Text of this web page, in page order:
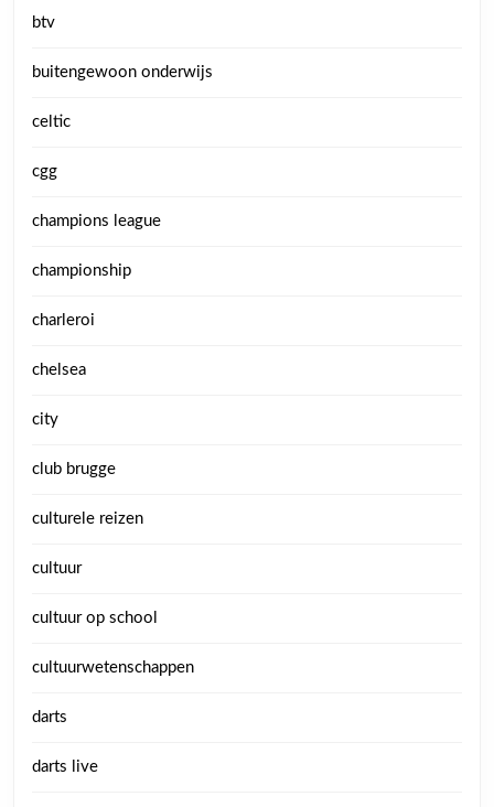
btv
buitengewoon onderwijs
celtic
cgg
champions league
championship
charleroi
chelsea
city
club brugge
culturele reizen
cultuur
cultuur op school
cultuurwetenschappen
darts
darts live